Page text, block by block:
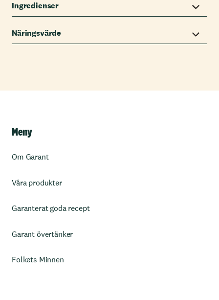
Ingredienser
Näringsvärde
Meny
Om Garant
Våra produkter
Garanterat goda recept
Garant övertänker
Folkets Minnen